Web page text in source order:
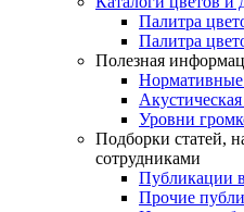
Палитра
Палитра
Полезная
Уровни
Подборки статей,
сотрудниками
Публикации
Прочие